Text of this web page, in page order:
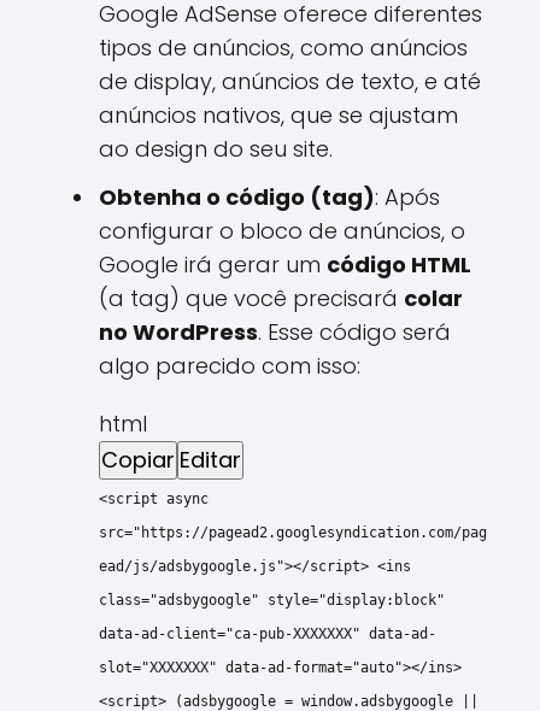
Google AdSense oferece diferentes
tipos de anúncios, como anúncios
de display, anúncios de texto, e até
anúncios nativos, que se ajustam
ao design do seu site.
Obtenha o código (tag): Após
configurar o bloco de anúncios, o
Google irá gerar um código HTML
(a tag) que você precisará colar
no WordPress. Esse código será
algo parecido com isso:
html
Copiar Editar
<script async
src="https://pagead2.googlesyndication.com/pag
ead/js/adsbygoogle.js"></script> <ins
class="adsbygoogle" style="display:block"
data-ad-client="ca-pub-XXXXXXX" data-ad-
slot="XXXXXXX" data-ad-format="auto"></ins>
<script> (adsbygoogle = window.adsbygoogle